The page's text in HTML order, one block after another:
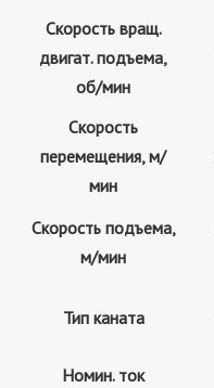
Скорость вращ.
двигат. подъема,
об/мин
Скорость
перемещения, м/
мин
Скорость подъема,
м/мин
Тип каната
Номин. ток